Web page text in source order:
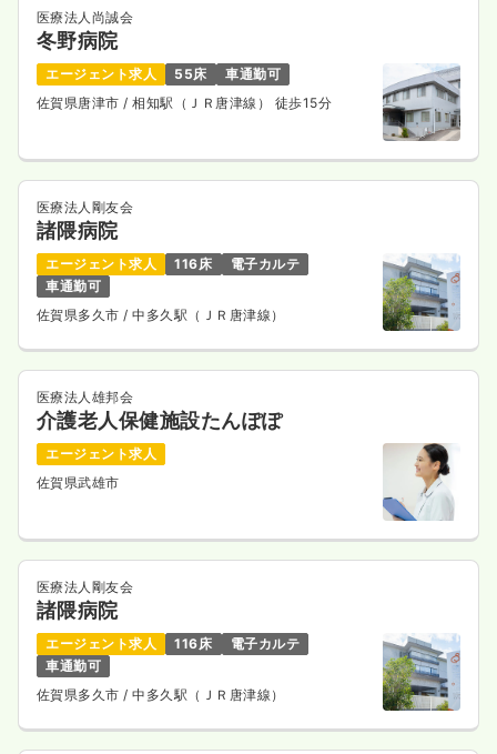
医療法人尚誠会
冬野病院
エージェント求人 55床
車通勤可
佐賀県唐津市 / 相知駅（ＪＲ唐津線） 徒歩15分
医療法人剛友会
諸隈病院
エージェント求人 116床
電子カルテ
車通勤可
佐賀県多久市/ 中多久駅（ＪＲ唐津線）
医療法人雄邦会
介護老人保健施設たんぽぽ
エージェント求人
佐賀県武雄市
医療法人剛友会
諸隈病院
エージェント求人 116床
電子カルテ
車通勤可
佐賀県多久市/ 中多久駅（ＪＲ唐津線）